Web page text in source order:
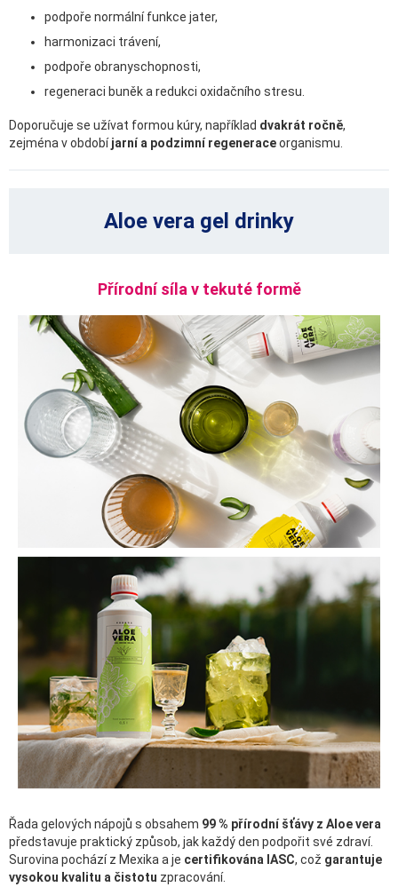
podpoře normální funkce jater,
harmonizaci trávení,
podpoře obranyschopnosti,
regeneraci buněk a redukci oxidačního stresu.
Doporučuje se užívat formou kúry, například dvakrát ročně,
zejména v obdobíjarní a podzimní regeneraceorganismu.
Aloe vera gel drinky
Přírodní síla v tekuté formě
Řada gelových nápojů s obsahem 99 % přírodní šťávy z Aloe vera
představuje praktický způsob, jak každý den podpořit své zdraví.
Surovina pochází z Mexika a je certifikována IASC, což garantuje
vysokou kvalitu a čistotu zpracování.